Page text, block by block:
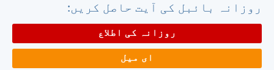
روزانہ بائبل کی آیت حاصل کریں:
روزانہ کی اطلاع
ای میل